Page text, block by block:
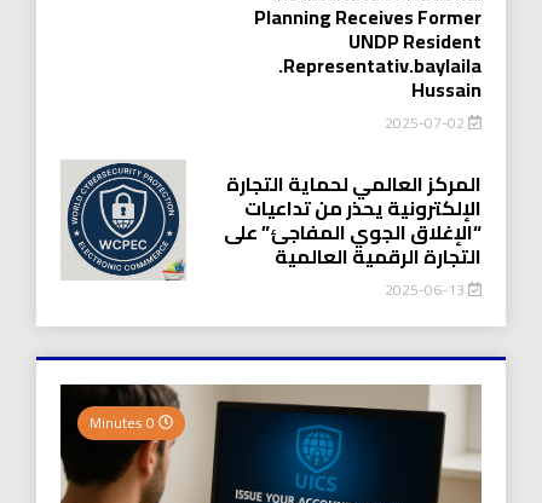
Planning Receives Former
UNDP Resident
.Representativ.baylaila
Hussain
2025-07-02
المركز العالمي لحماية التجارة
الإلكترونية يحذر من تداعيات
“الإغلاق الجوي المفاجئ” على
التجارة الرقمية العالمية
2025-06-13